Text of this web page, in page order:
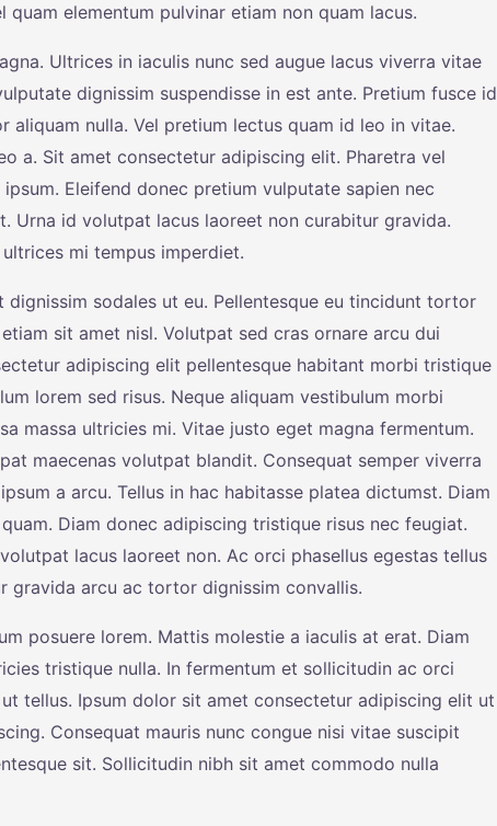
elementum pulvinar etiam non quam lacus.
Ultrices in iaculis nunc sed augue lacus viverra vitae
dignissim suspendisse in est ante. Pretium fusce id
nulla. Vel pretium lectus quam id leo in vitae.
a. Sit amet consectetur adipiscing elit. Pharetra vel
Eleifend donec pretium vulputate sapien nec
Urna id volutpat lacus laoreet non curabitur gravida.
mi tempus imperdiet.
sodales ut eu. Pellentesque eu tincidunt tortor
sit amet nisl. Volutpat sed cras ornare arcu dui
adipiscing elit pellentesque habitant morbi tristique
lorem sed risus. Neque aliquam vestibulum morbi
massa ultricies mi. Vitae justo eget magna fermentum.
maecenas volutpat blandit. Consequat semper viverra
a arcu. Tellus in hac habitasse platea dictumst. Diam
Diam donec adipiscing tristique risus nec feugiat.
lacus laoreet non. Ac orci phasellus egestas tellus
gravida arcu ac tortor dignissim convallis.
posuere lorem. Mattis molestie a iaculis at erat. Diam
tristique nulla. In fermentum et sollicitudin ac orci
tellus. Ipsum dolor sit amet consectetur adipiscing elit ut
Consequat mauris nunc congue nisi vitae suscipit
sit. Sollicitudin nibh sit amet commodo nulla